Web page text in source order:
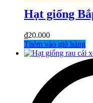
Hạt giống
₫20.000
Thêm vào giỏ hàng